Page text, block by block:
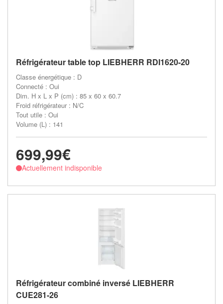
Réfrigérateur table top LIEBHERR RDI1620-20
Classe énergétique : D
Connecté : Oui
Dim. H x L x P (cm) : 85 x 60 x 60.7
Froid réfrigérateur : N/C
Tout utile : Oui
Volume (L) : 141
699,99€
Actuellement indisponible
Réfrigérateur combiné inversé LIEBHERR
CUE281-26